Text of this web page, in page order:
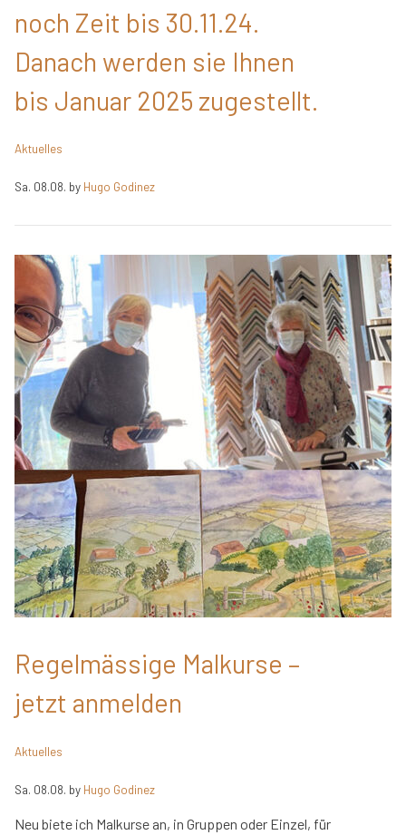
noch Zeit bis 30.11.24.
Danach werden sie Ihnen
bis Januar 2025 zugestellt.
Aktuelles
Sa. 08.08. by Hugo Godinez
Regelmässige Malkurse –
jetzt anmelden
Aktuelles
Sa. 08.08. by Hugo Godinez
Neu biete ich Malkurse an, in Gruppen oder Einzel, für